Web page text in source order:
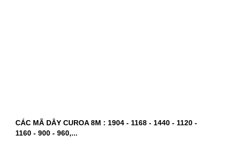
CÁC MÃ DÂY CUROA 8M : 1904 - 1168 - 1440 - 1120 -
1160 - 900 - 960,...